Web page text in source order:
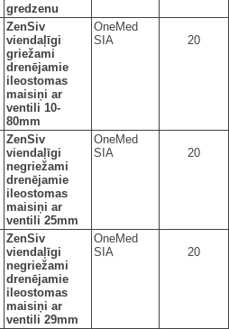
gredzenu
ZenSiv
viendaļīgi
griežami
drenējamie
ileostomas
maisiņi ar
ventili 10-
80mm
OneMed
SIA
20
ZenSiv
viendaļīgi
negriežami
drenējamie
ileostomas
maisiņi ar
ventili 25mm
OneMed
SIA
20
ZenSiv
viendaļīgi
negriežami
drenējamie
ileostomas
maisiņi ar
ventili 29mm
OneMed
SIA
20